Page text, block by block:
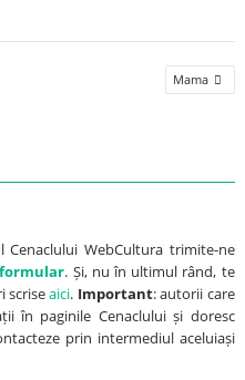
Mama
WebCultura trimite-ne
. Și, nu în ultimul rând, te
scriseaici. Important: autorii care
în paginile Cenaclului și doresc
prin intermediul aceluiași